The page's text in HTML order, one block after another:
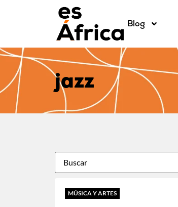
Blog
jazz
MÚSICA Y ARTES